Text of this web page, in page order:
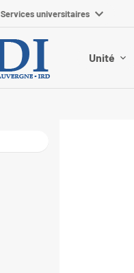
Services universitaires
Unité